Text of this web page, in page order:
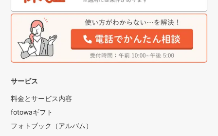
サービス
料金とサービス内容
fotowaギフト
フォトブック（アルバム）